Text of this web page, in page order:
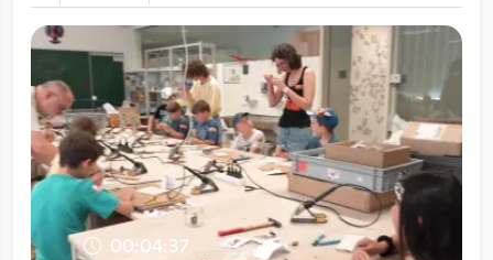
00:04:37